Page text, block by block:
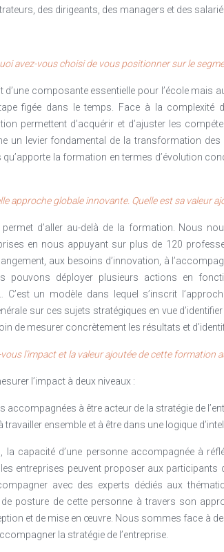
des dirigeants, des managers et des
avez-vous choisi de vous positionner sur le
d’une composante essentielle pour l’école
figée dans le temps. Face à la complexité
permettent d’acquérir et d’ajuster les
un levier fondamental de la transformation
qu’apporte la formation en termes d’évolution
approche globale innovante. Quelle est sa valeur
d’aller au-delà de la formation. Nous
en nous appuyant sur plus de 120
aux besoins d’innovation, à
pouvons déployer plusieurs actions en
C’est un modèle dans lequel s’inscrit
sur ces sujets stratégiques en vue
de mesurer concrètement les résultats et
l’impact et la valeur ajoutée de cette formation
l’impact à deux niveaux :
accompagnées à être acteur de la stratégie de
travailler ensemble et à être dans une logique
la capacité d’une personne accompagnée à
entreprises peuvent proposer aux
avec des experts dédiés aux
posture de cette personne à travers son
et de mise en œuvre. Nous sommes face à
la stratégie de l’entreprise.